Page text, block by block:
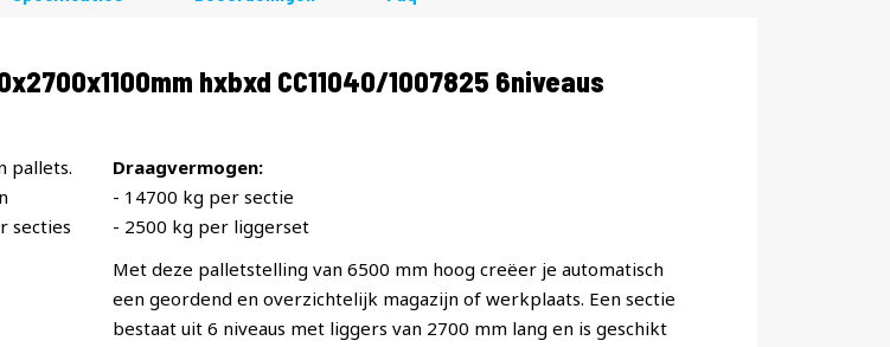
hxbxd CC11040/1007825 6niveaus
pallets.
secties
Draagvermogen:
- 14700 kg per sectie
- 2500 kg per liggerset
Met deze palletstelling van 6500 mm hoog creëer je automatisch
een geordend en overzichtelijk magazijn of werkplaats. Een sectie
bestaat uit 6 niveaus met liggers van 2700 mm lang en is geschikt